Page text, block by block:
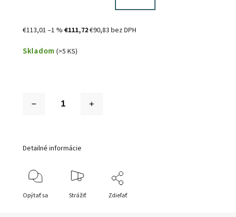
€113,01 –1 %€111,72€90,83 bez DPH
Skladom (>5 KS)
Detailné informácie
Opýtať sa Strážiť Zdieľať